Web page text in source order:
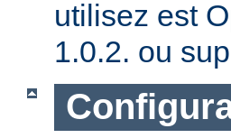
utilisez est
1.0.2. ou